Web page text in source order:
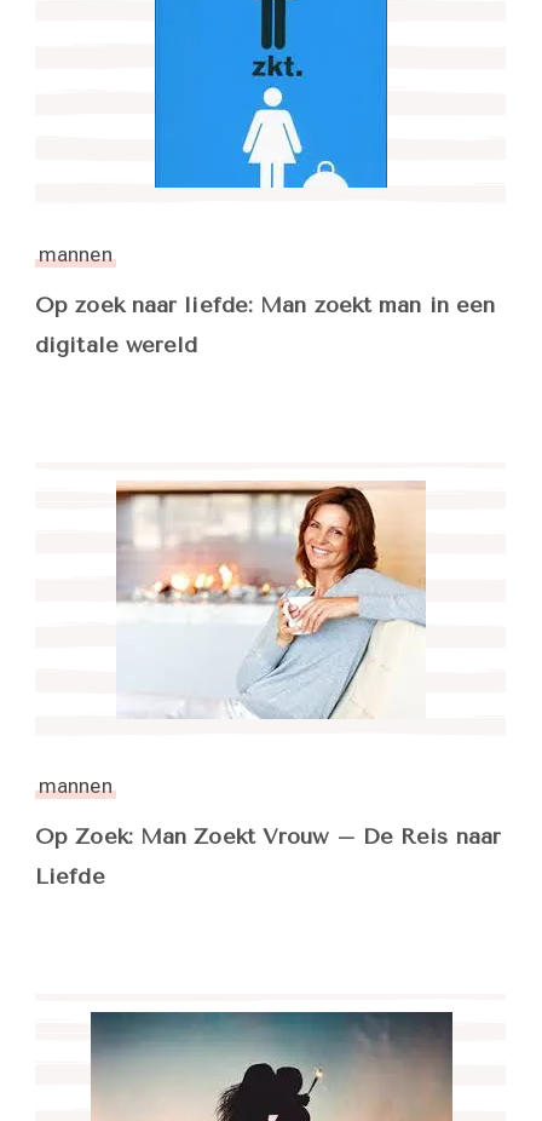
mannen
Op zoek naar liefde: Man zoekt man in een
digitale wereld
mannen
Op Zoek: Man Zoekt Vrouw – De Reis naar
Liefde